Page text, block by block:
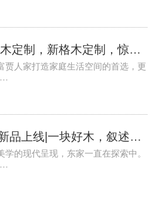
东家家具100%纯实木定制，新格木定制，惊艳亮相
贾人家打造家庭生活空间的首选，更
东家家具·檀作系列新品上线|一块好木，叙述东方美学的沿承
的现代呈现，东家一直在探索中。